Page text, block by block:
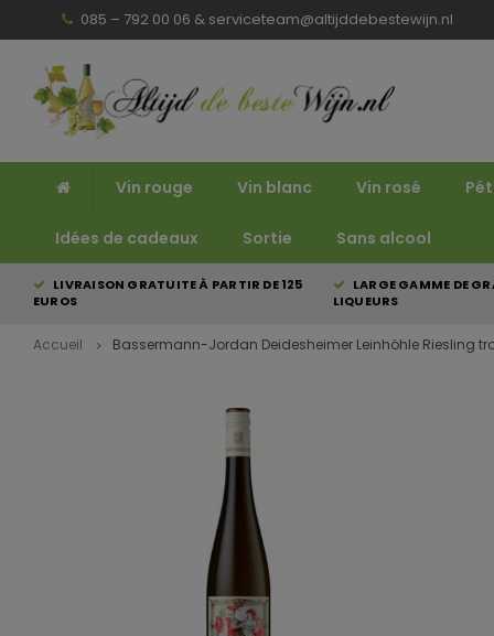
085 – 792 00 06 & serviceteam@altijddebestewijn.nl
Vin rouge Vin blanc Vin rosé
Idées de cadeaux Sortie Sans alcool
LIVRAISON GRATUITE À PARTIR DE 125
EUROS
LARGE GAMME DE
LIQUEURS
Accueil Bassermann-Jordan Deidesheimer Leinhöhle Riesling